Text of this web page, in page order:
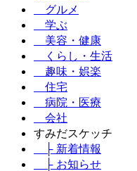
グルメ
学ぶ
美容・健康
くらし・生活
趣味・娯楽
住宅
病院・医療
会社
すみだスケッチ
├ 新着情報
├ お知らせ